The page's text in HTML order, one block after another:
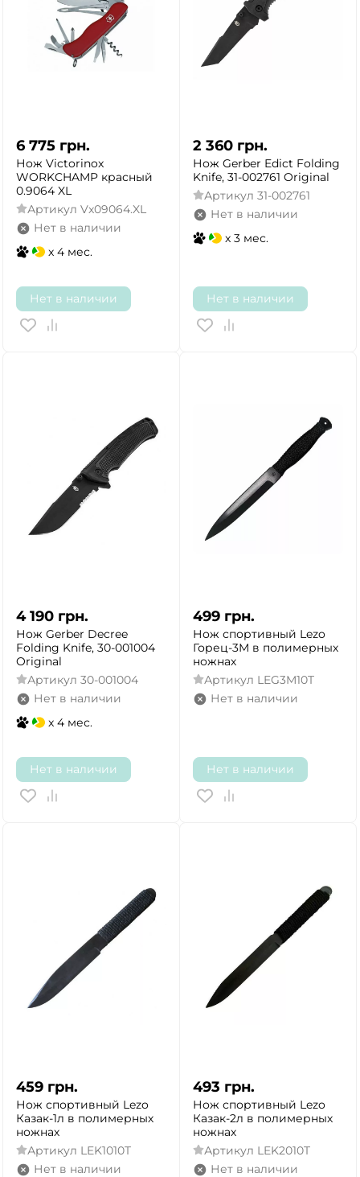
6 775 грн.
Нож Victorinox
WORKCHAMP красный
0.9064 XL
Артикул Vx09064.XL
Нет в наличии
x 4 мес.
Нет в наличии
2 360 грн.
Нож Gerber Edict Folding
Knife, 31-002761 Original
Артикул 31-002761
Нет в наличии
x 3 мес.
Нет в наличии
4 190 грн.
Нож Gerber Decree
Folding Knife, 30-001004
Original
Артикул 30-001004
Нет в наличии
x 4 мес.
Нет в наличии
499 грн.
Нож спортивный Lezo
Горец-3М в полимерных
ножнах
Артикул LEG3M10T
Нет в наличии
Нет в наличии
459 грн.
Нож спортивный Lezo
Казак-1л в полимерных
ножнах
Артикул LEK1010T
Нет в наличии
493 грн.
Нож спортивный Lezo
Казак-2л в полимерных
ножнах
Артикул LEK2010T
Нет в наличии